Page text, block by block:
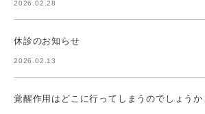
2026.02.28
休診のお知らせ
2026.02.13
覚醒作用はどこに行ってしまうのでしょうか